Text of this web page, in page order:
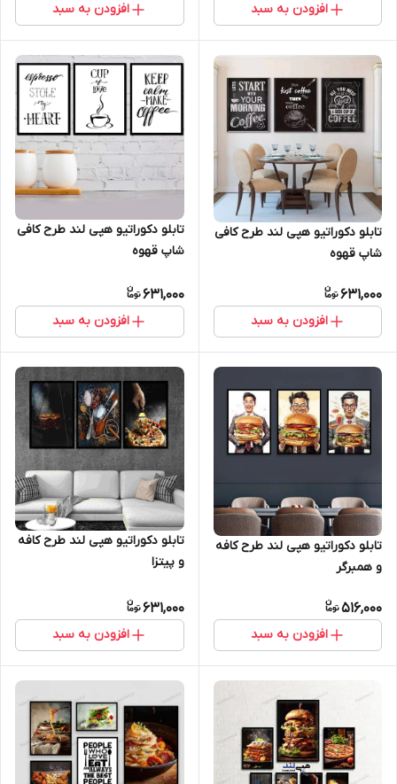
افزودن به سبد افزودن به سبد
تابلو دکوراتیو هپی لند طرح کافی
شاپ قهوه
631,000
افزودن به سبد
تابلو دکوراتیو هپی لند طرح کافی
شاپ قهوه
631,000
افزودن به سبد
تابلو دکوراتیو هپی لند طرح کافه
و همبرگر
516,000
افزودن به سبد
تابلو دکوراتیو هپی لند طرح کافه
و پیتزا
631,000
افزودن به سبد